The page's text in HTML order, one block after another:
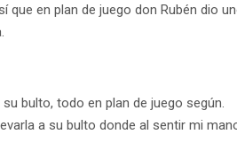
en plan de juego don Rubén dio
bulto, todo en plan de juego según.
a su bulto donde al sentir mi